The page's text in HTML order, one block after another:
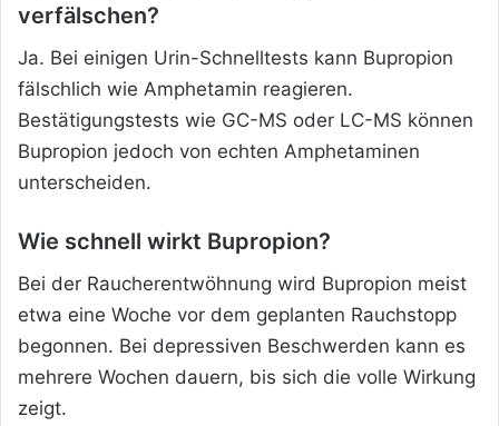
verfälschen?
Ja. Bei einigen Urin-Schnelltests kann Bupropion
fälschlich wie Amphetamin reagieren.
Bestätigungstests wie GC-MS oder LC-MS können
Bupropion jedoch von echten Amphetaminen
unterscheiden.
Wie schnell wirkt Bupropion?
Bei der Raucherentwöhnung wird Bupropion meist
etwa eine Woche vor dem geplanten Rauchstopp
begonnen. Bei depressiven Beschwerden kann es
mehrere Wochen dauern, bis sich die volle Wirkung
zeigt.